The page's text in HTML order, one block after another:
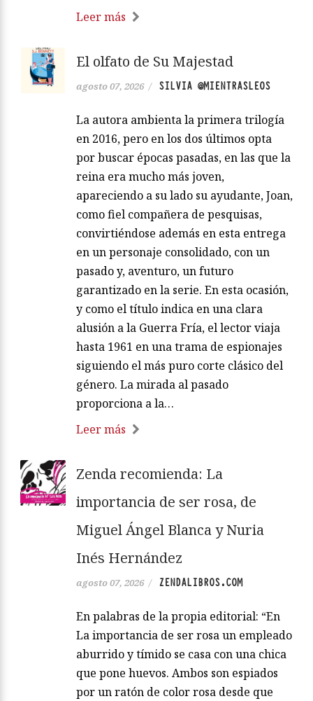
Leer más
El olfato de Su Majestad
agosto 07, 2026 / SILVIA @MIENTRASLEOS
La autora ambienta la primera trilogía
en 2016, pero en los dos últimos opta
por buscar épocas pasadas, en las que la
reina era mucho más joven,
apareciendo a su lado su ayudante, Joan,
como fiel compañera de pesquisas,
convirtiéndose además en esta entrega
en un personaje consolidado, con un
pasado y, aventuro, un futuro
garantizado en la serie. En esta ocasión,
y como el título indica en una clara
alusión a la Guerra Fría, el lector viaja
hasta 1961 en una trama de espionajes
siguiendo el más puro corte clásico del
género. La mirada al pasado
proporciona a la…
Leer más
Zenda recomienda: La
importancia de ser rosa, de
Miguel Ángel Blanca y Nuria
Inés Hernández
agosto 07, 2026 / ZENDALIBROS.COM
En palabras de la propia editorial: “En
La importancia de ser rosa un empleado
aburrido y tímido se casa con una chica
que pone huevos. Ambos son espiados
por un ratón de color rosa desde que